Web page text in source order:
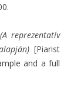
reprezentatív
[Piarist
and a full